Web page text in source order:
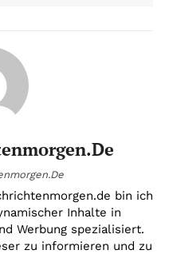
bin ich
Inhalte in
Werbung spezialisiert.
zu informieren und zu